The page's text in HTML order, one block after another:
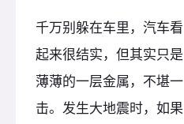
千万别躲在车里，汽车看
起来很结实，但其实只是
薄薄的一层金属，不堪一
击。发生大地震时，如果